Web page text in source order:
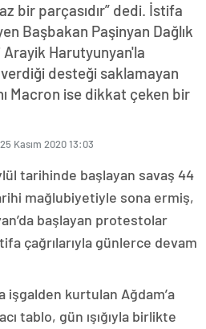
bir parçasıdır” dedi. İstifa
Başbakan Paşinyan Dağlık
Harutyunyan'la
desteği saklamayan
Macron ise dikkat çeken bir
25 Kasım 2020 13:03
tarihinde başlayan savaş 44
mağlubiyetiyle sona ermiş,
başlayan protestolar
çağrılarıyla günlerce devam
işgalden kurtulan Ağdam’a
tablo, gün ışığıyla birlikte